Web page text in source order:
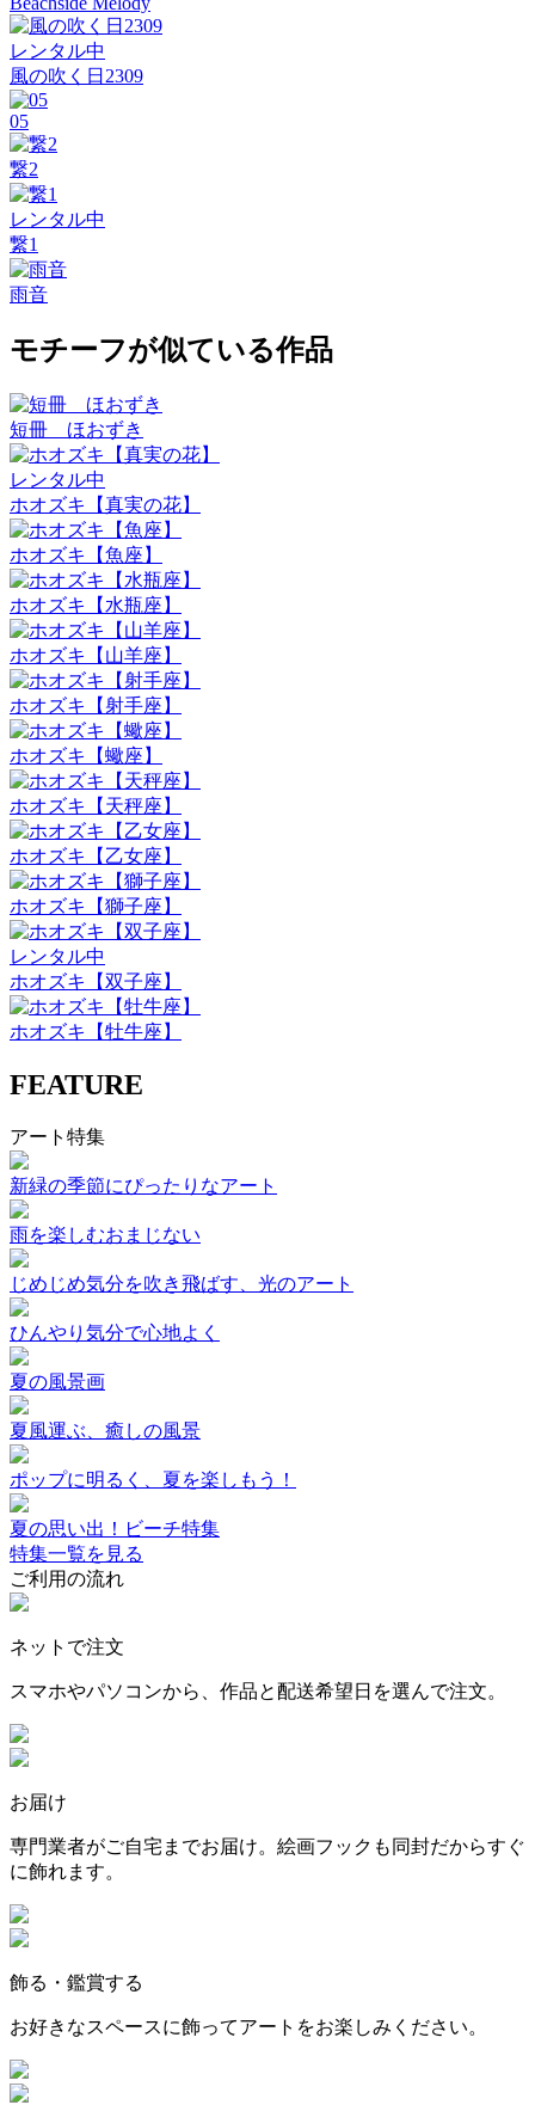
レンタル中
風の吹く日2309
05
繋2
レンタル中
繋1
雨音
モチーフが似ている作品
短冊 ほおずき
レンタル中
ホオズキ【真実の花】
ホオズキ【魚座】
ホオズキ【水瓶座】
ホオズキ【山羊座】
ホオズキ【射手座】
ホオズキ【蠍座】
ホオズキ【天秤座】
ホオズキ【乙女座】
ホオズキ【獅子座】
レンタル中
ホオズキ【双子座】
ホオズキ【牡牛座】
FEATURE
アート特集
新緑の季節にぴったりなアート
雨を楽しむおまじない
じめじめ気分を吹き飛ばす、光のアート
ひんやり気分で心地よく
夏の風景画
夏風運ぶ、癒しの風景
ポップに明るく、夏を楽しもう！
夏の思い出！ビーチ特集
特集一覧を見る
ご利用の流れ
ネットで注文
スマホやパソコンから、作品と配送希望日を選んで注文。
お届け
専門業者がご自宅までお届け。絵画フックも同封だからすぐ
に飾れます。
飾る・鑑賞する
お好きなスペースに飾ってアートをお楽しみください。